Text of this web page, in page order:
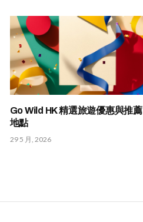
Go Wild HK 精選旅遊優惠與推薦
地點
29 5 月, 2026